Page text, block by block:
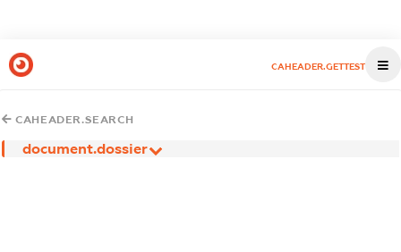
CAHEADER.GETTEST
CAHEADER.SEARCH
document.dossier